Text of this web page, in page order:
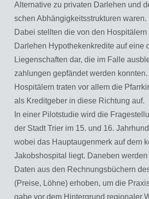
Al­ter­na­ti­ve zu pri­va­ten Dar­le­hen und
schen Ab­hän­gig­keits­struk­tu­ren waren.
Dabei stell­ten die von den
Dar­le­hen Hy­po­the­ken­kre­di­te auf eine
Lie­gen­schaf­ten dar, die im Falle
zah­lun­gen ge­pfän­det wer­den
Hos­pi­tä­lern tra­ten vor allem die
als Kre­dit­ge­ber in diese Rich­tung auf.
In einer Pi­lot­stu­die wird die
der Stadt Trier im 15. und 16.
wobei das Haupt­au­gen­merk auf dem
Ja­kob­shos­pi­tal liegt. Da­ne­ben
Daten aus den Rech­nungs­bü­chern
(Prei­se, Löhne) er­ho­ben, um die
ga­be vor dem Hin­ter­grund re­gio­na­ler